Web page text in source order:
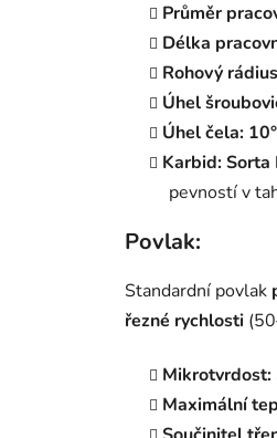
Průměr
Délka
Rohový
Úhel
Úhel čela: 10°
Karbid:Sorta
pevností v
Povlak:
Standardní povlak
řezné rychlosti
Mikrotvrdost:
Maximální